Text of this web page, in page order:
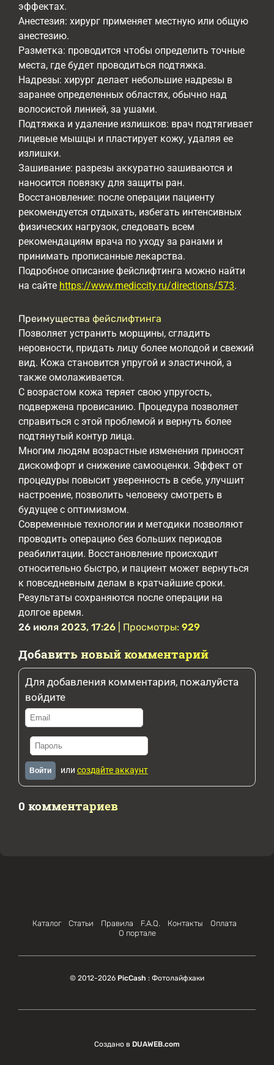
эффектах.
Анестезия: хирург применяет местную или общую
анестезию.
Разметка: проводится чтобы определить точные
места, где будет проводиться подтяжка.
Надрезы: хирург делает небольшие надрезы в
заранее определенных областях, обычно над
волосистой линией, за ушами.
Подтяжка и удаление излишков: врач подтягивает
лицевые мышцы и пластирует кожу, удаляя ее
излишки.
Зашивание: разрезы аккуратно зашиваются и
наносится повязку для защиты ран.
Восстановление: после операции пациенту
рекомендуется отдыхать, избегать интенсивных
физических нагрузок, следовать всем
рекомендациям врача по уходу за ранами и
принимать прописанные лекарства.
Подробное описание фейслифтинга можно найти
на сайте https://www.mediccity.ru/directions/573.
Преимущества фейслифтинга
Позволяет устранить морщины, сгладить
неровности, придать лицу более молодой и свежий
вид. Кожа становится упругой и эластичной, а
также омолаживается.
С возрастом кожа теряет свою упругость,
подвержена провисанию. Процедура позволяет
справиться с этой проблемой и вернуть более
подтянутый контур лица.
Многим людям возрастные изменения приносят
дискомфорт и снижение самооценки. Эффект от
процедуры повысит уверенность в себе, улучшит
настроение, позволить человеку смотреть в
будущее с оптимизмом.
Современные технологии и методики позволяют
проводить операцию без больших периодов
реабилитации. Восстановление происходит
относительно быстро, и пациент может вернуться
к повседневным делам в кратчайшие сроки.
Результаты сохраняются после операции на
долгое время.
26 июля 2023, 17:26 | Просмотры: 929
Добавить новый комментарий
Для добавления комментария, пожалуйста
войдите
Войти или создайте аккаунт
0 комментариев
Каталог Статьи Правила F.A.Q. Контакты
Оплата
О портале
© 2012-2026 PicCash : Фотолайфхаки
Создано в DUAWEB.com